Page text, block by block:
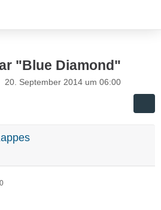
"Blue Diamond"
20. September 2014 um 06:00